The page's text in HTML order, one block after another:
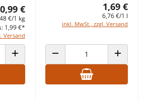
0,99 €
€/1 kg
Versand
1,99 €*
ANZAHL ERHÖHEN
1,69 €
6,76 €/1 l
inkl. MwSt., zzgl. Versand
ANZAHL VERRINGERN ANZAHL